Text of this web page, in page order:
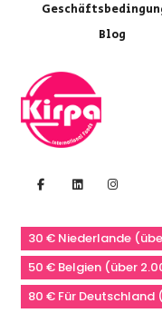
Blog
30 € Niederlande
50 € Belgien (über
80 € Für